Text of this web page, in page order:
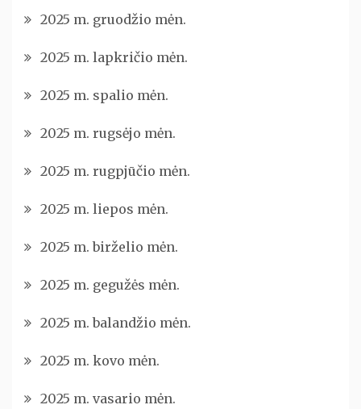
2025 m. gruodžio mėn.
2025 m. lapkričio mėn.
2025 m. spalio mėn.
2025 m. rugsėjo mėn.
2025 m. rugpjūčio mėn.
2025 m. liepos mėn.
2025 m. birželio mėn.
2025 m. gegužės mėn.
2025 m. balandžio mėn.
2025 m. kovo mėn.
2025 m. vasario mėn.